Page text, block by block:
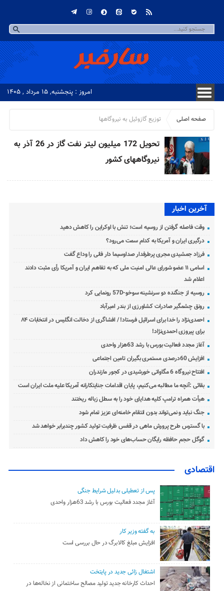
امروز : پنجشنبه, ۱۵ مرداد , ۱۴۰۵
صفحه اصلی توزیع گازوئیل به نیروگاهها
تحویل 172 میلیون لیتر نفت گاز در 26 آذر به
نیروگاههای کشور
آخرین اخبار
وقت فاصله گرفتن از روسیه است؛ تنش با اوکراین را کاهش دهید
درگیری ایران و آمریکا به کدام سمت می‌رود؟
فرزاد جمشیدی مجری پرطرفدار صداوسیما دار فانی را وداع گفت
اسامی ۱۱ عضو شورای عالی امنیت ملی که به تفاهم ایران و آمریکا رأی مثبت دادند
اعلام شد
روسیه از جنگنده دو سرنشینه سوخو-57D رونمایی کرد
رونق چشمگیر صادرات کشاورزی از بندر امیرآباد
احمدی‌نژاد را خدا برای اسرائیل فرستاد! / افشاگری از دخالت انگلیس در انتخابات ۸۴
برای پیروزی احمدی‌نژاد!
آغاز مجدد فعالیت بورس با رشد 63هزار واحدی
افزایش 60درصدی مستمری بگیران تامین اجتماعی
افتتاح نیروگاه 6 مگاواتی خورشیدی در کجور مازندران
بقائی :آنچه ما مطالبه می‌کنیم، پایان اقدامات جنایتکارانه آمریکا علیه ملت ایران است
هیأت همراه ترامپ کلیه هدایای خود را به سطل زباله ریختند
جنگ نباید و نمی‌تواند بدون انتقام خامنه‌ای عزیز تمام شود
با گسترس طرح پرورش ماهی در قفس ظرفیت تولید کشور چندبرابر خواهد شد
گوگل حجم حافظه رایگان حساب‌های خود را کاهش داد
اقتصادی
پس از تعطیلی بدلیل شرایط جنگی
آغاز مجدد فعالیت بورس با رشد 63هزار واحدی
به گفته وزیر کار
افزایش مبلغ کالابرگ در حال بررسی است
اشتغال زائی جدید در پایتخت
احداث کارخانه جدید تولید مصالح ساختمانی از نخاله‌ها در